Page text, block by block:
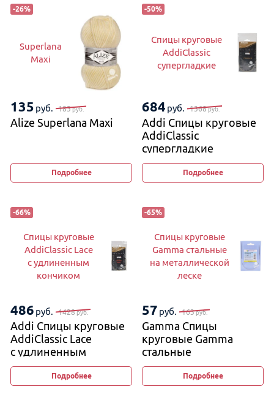
-26%
Superlana
Maxi
135 руб. 183руб.
Alize Superlana Maxi
Подробнее
-50%
Спицы круговые
AddiClassic
супергладкие
684 руб. 1368руб.
Addi Спицы круговые
AddiClassic
супергладкие
Подробнее
-66%
Спицы круговые
AddiClassic Lace
с удлиненным
кончиком
486 руб. 1428руб.
Addi Спицы круговые
AddiClassic Lace
с удлиненным
кончиком
Подробнее
-65%
Спицы круговые
Gamma стальные
на металлической
леске
57 руб. 163руб.
Gamma Спицы
круговые Gamma
стальные
на металлической
Подробнее